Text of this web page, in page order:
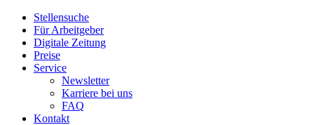
Stellensuche
Für Arbeitgeber
Digitale Zeitung
Preise
Service
Newsletter
Karriere bei uns
FAQ
Kontakt